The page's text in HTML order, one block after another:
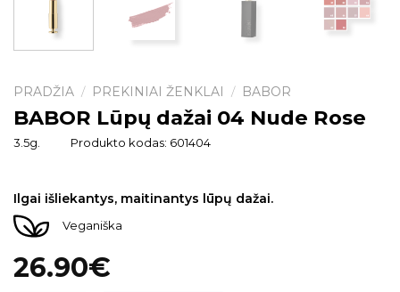
PRADŽIA / PREKINIAI ŽENKLAI / BABOR
BABOR Lūpų dažai 04 Nude Rose
3.5g. Produkto kodas: 601404
Ilgai išliekantys, maitinantys lūpų dažai.
Veganiška
26.90€